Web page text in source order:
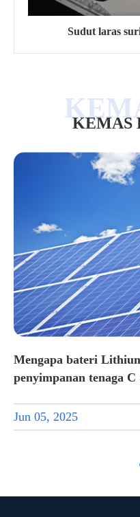
Sudut laras
KEMAS
Mengapa bateri
penyimpanan tenaga
Jun 05, 2025